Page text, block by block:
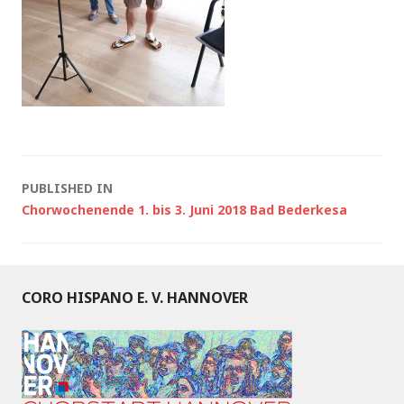
Post
PUBLISHED IN
Chorwochenende 1. bis 3. Juni 2018 Bad Bederkesa
CORO HISPANO E. V. HANNOVER